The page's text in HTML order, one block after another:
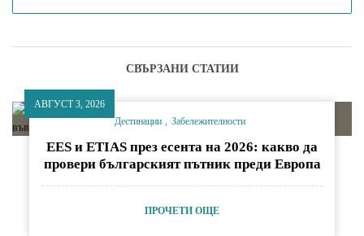
СВЪРЗАНИ СТАТИИ
АВГУСТ 3, 2026
Дестинации
Забележителности
EES и ETIAS през есента на 2026: какво да
провери българският пътник преди Европа
ПРОЧЕТИ ОЩЕ